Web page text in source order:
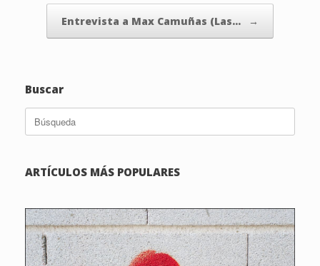
Entrevista a Max Camuñas (Las… →
Buscar
Buscar:
ARTÍCULOS MÁS POPULARES